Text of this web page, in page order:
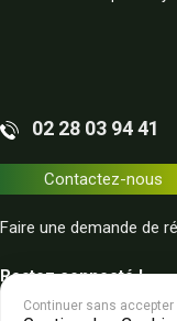
02 28 03 94 41
Contactez-nous
Faire une demande de
Restez connecté !
Continuer sans accepter